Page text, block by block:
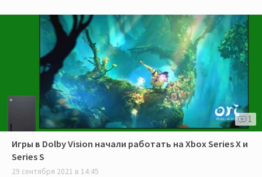
1
Игры в Dolby Vision начали работать на Xbox Series X и
Series S
29 сентября 2021 в 14:45